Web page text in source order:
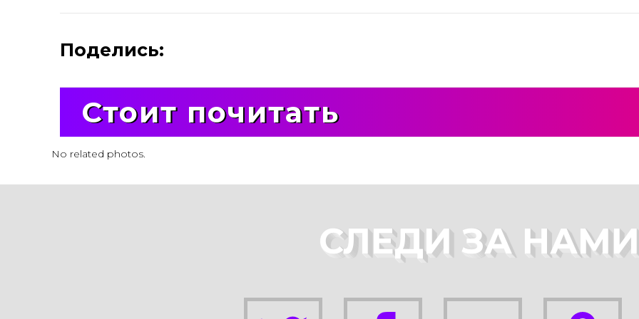
Поделись:
Стоит почитать
No related photos.
СЛЕДИ ЗА НАМИ